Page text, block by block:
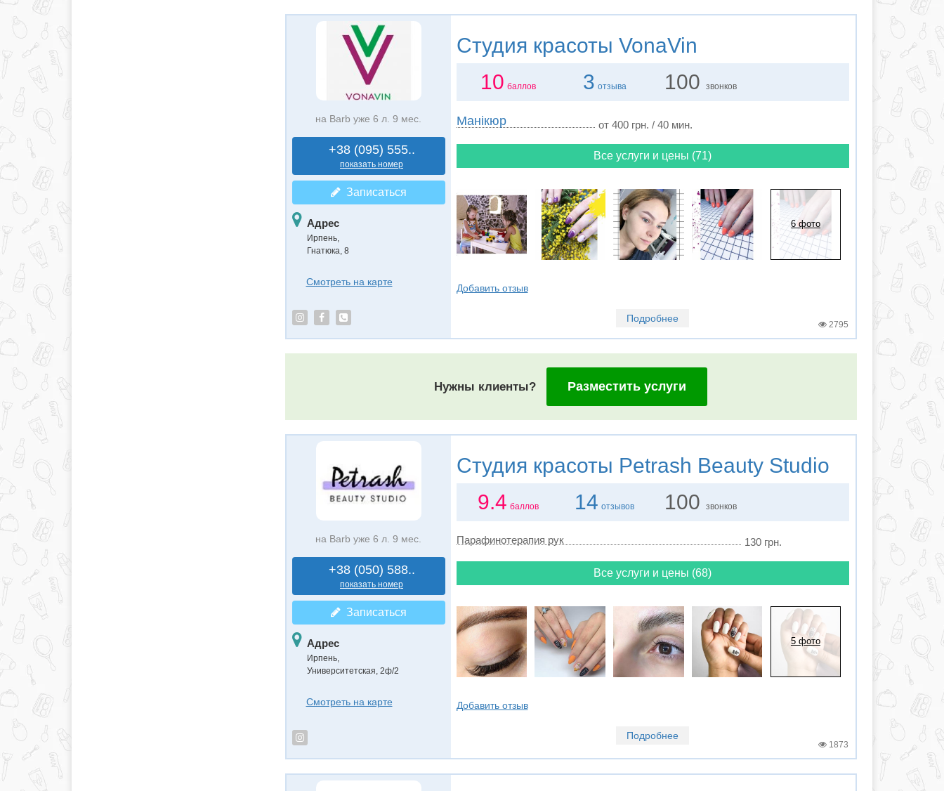
на Barb уже 6 л. 9 мес.
+38 (095) 555..
показать номер
Записаться
Адрес
Ирпень,
Гнатюка, 8
Смотреть на карте
Студия красоты VonaVin
10 баллов 3 отзыва 100 звонков
Манікюр от 400 грн. / 40 мин.
Все услуги и цены (71)
6 фото
Добавить отзыв
Подробнее
2795
Нужны клиенты? Разместить услуги
на Barb уже 6 л. 9 мес.
+38 (050) 588..
показать номер
Записаться
Адрес
Ирпень,
Университетская, 2ф/2
Смотреть на карте
Студия красоты Petrash Beauty Studio
9.4 баллов 14 отзывов 100 звонков
Парафинотерапия рук 130 грн.
Все услуги и цены (68)
5 фото
Добавить отзыв
Подробнее
1873